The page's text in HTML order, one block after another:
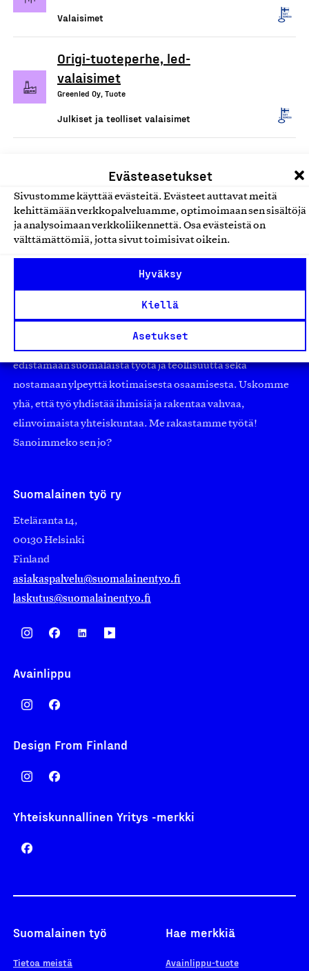
Evästeasetukset
Sivustomme käyttää evästeitä. Evästeet auttavat meitä
kehittämään verkkopalveluamme, optimoimaan sen sisältöjä
ja analysoimaan verkkoliikennettä. Osa evästeistä on
välttämättömiä, jotta sivut toimisivat oikein.
Hyväksy
Kiellä
Asetukset
Valaisimet
Origi-tuoteperhe, led-
valaisimet
Greenled Oy, Tuote
Julkiset ja teolliset valaisimet
Olemme jäsentemme omistama puolueeton,
Jäseninämme on koko suomalaisen yhteiskunnan kirjo
edistämään suomalaista työtä ja teollisuutta sekä
nostamaan ylpeyttä kotimaisesta osaamisesta. Uskomme
yhä, että työ yhdistää ihmisiä ja rakentaa vahvaa,
elinvoimaista yhteiskuntaa. Me rakastamme työtä!
Sanoimmeko sen jo?
Suomalainen työ ry
Eteläranta 14,
00130 Helsinki
Finland
asiakaspalvelu@suomalainentyo.fi
laskutus@suomalainentyo.fi
Avainlippu
Design From Finland
Yhteiskunnallinen Yritys -merkki
Suomalainen työ
Tietoa meistä
Hae merkkiä
Avainlippu-tuote